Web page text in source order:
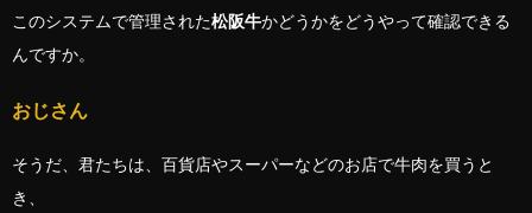
このシステムで管理された松阪牛かどうかをどうやって確認できる
んですか。
おじさん
そうだ、君たちは、百貨店やスーパーなどのお店で牛肉を買うと
き、